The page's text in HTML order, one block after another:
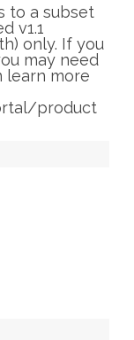
to a subset
v1.1
only. If you
may need
learn more
product